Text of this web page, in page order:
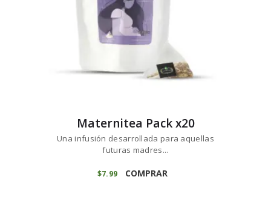
Maternitea Pack x20
Una infusión desarrollada para aquellas
futuras madres...
$7 99 COMPRAR